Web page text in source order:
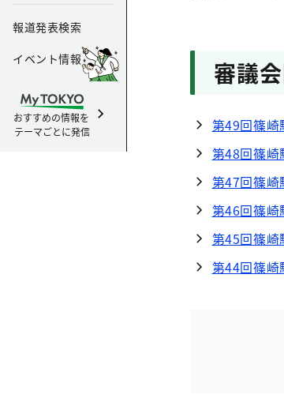
報道発表検索
イベント情報
おすすめの情報を
テーマごとに発信
審議
第49回篠崎
第48回篠崎
第47回篠崎
第46回篠崎
第45回篠崎
第44回篠崎